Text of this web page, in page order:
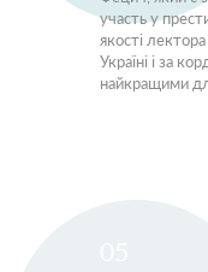
участь у
якості
Україні і за
найкращими